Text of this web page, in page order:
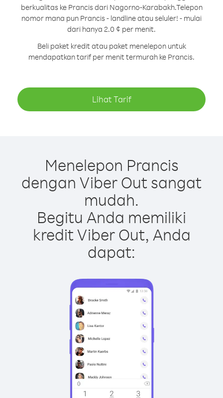
berkualitas ke Prancis dari Nagorno-Karabakh.Telepon
nomor mana pun Prancis - landline atau seluler! - mulai
dari hanya 2.0 ¢ per menit.
Beli paket kredit atau paket menelepon untuk
mendapatkan tarif per menit termurah ke Prancis.
Lihat Tarif
Menelepon Prancis
dengan Viber Out sangat
mudah.
Begitu Anda memiliki
kredit Viber Out, Anda
dapat: